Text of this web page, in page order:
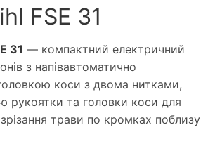
FSE 31
31 — компактний електричний
з напівавтоматично
коси з двома нитками,
рукоятки та головки коси для
трави по кромках поблизу